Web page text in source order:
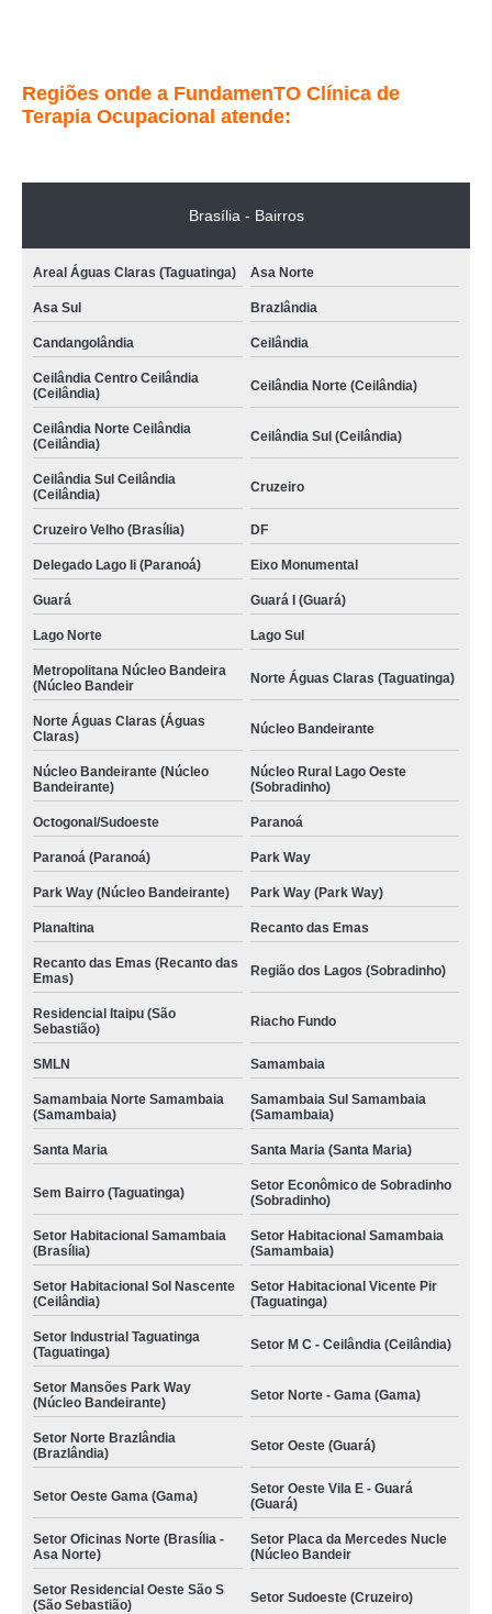
Regiões onde a FundamenTO Clínica de
Terapia Ocupacional atende:
Brasília - Bairros
Areal Águas Claras (Taguatinga) Asa Norte
Asa Sul Brazlândia
Candangolândia Ceilândia
Ceilândia Centro Ceilândia
(Ceilândia)
Ceilândia Norte (Ceilândia)
Ceilândia Norte Ceilândia
(Ceilândia)
Ceilândia Sul (Ceilândia)
Ceilândia Sul Ceilândia
(Ceilândia)
Cruzeiro
Cruzeiro Velho (Brasília) DF
Delegado Lago Ii (Paranoá) Eixo Monumental
Guará Guará I (Guará)
Lago Norte Lago Sul
Metropolitana Núcleo Bandeira
(Núcleo Bandeir
Norte Águas Claras (Taguatinga)
Norte Águas Claras (Águas
Claras)
Núcleo Bandeirante
Núcleo Bandeirante (Núcleo
Bandeirante)
Núcleo Rural Lago Oeste
(Sobradinho)
Octogonal/Sudoeste Paranoá
Paranoá (Paranoá) Park Way
Park Way (Núcleo Bandeirante) Park Way (Park Way)
Planaltina Recanto das Emas
Recanto das Emas (Recanto das
Emas)
Região dos Lagos (Sobradinho)
Residencial Itaipu (São
Sebastião)
Riacho Fundo
SMLN Samambaia
Samambaia Norte Samambaia
(Samambaia)
Samambaia Sul Samambaia
(Samambaia)
Santa Maria Santa Maria (Santa Maria)
Sem Bairro (Taguatinga)
Setor Econômico de Sobradinho
(Sobradinho)
Setor Habitacional Samambaia
(Brasília)
Setor Habitacional Samambaia
(Samambaia)
Setor Habitacional Sol Nascente
(Ceilândia)
Setor Habitacional Vicente Pir
(Taguatinga)
Setor Industrial Taguatinga
(Taguatinga)
Setor M C - Ceilândia (Ceilândia)
Setor Mansões Park Way
(Núcleo Bandeirante)
Setor Norte - Gama (Gama)
Setor Norte Brazlândia
(Brazlândia)
Setor Oeste (Guará)
Setor Oeste Gama (Gama)
Setor Oeste Vila E - Guará
(Guará)
Setor Oficinas Norte (Brasília -
Asa Norte)
Setor Placa da Mercedes Nucle
(Núcleo Bandeir
Setor Residencial Oeste São S
(São Sebastião)
Setor Sudoeste (Cruzeiro)